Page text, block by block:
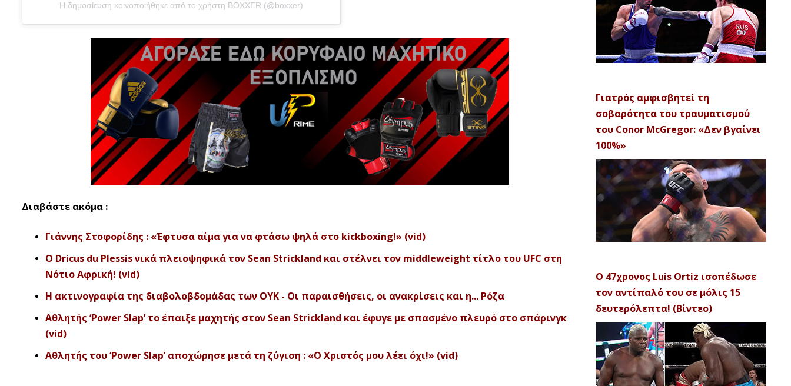
Η δημοσίευση κοινοποιήθηκε από το χρήστη BOXXER (@boxxer)
Διαβάστε ακόμα :
Γιάννης Στοφορίδης : «Έφτυσα αίμα για να φτάσω ψηλά στο kickboxing!» (vid)
O Dricus du Plessis νικά πλειοψηφικά τον Sean Strickland και στέλνει τον middleweight τίτλο του UFC στη
Νότιο Αφρική! (vid)
Η ακτινογραφία της διαβολοβδομάδας των ΟΥΚ - Οι παραισθήσεις, οι ανακρίσεις και η... Ρόζα
Αθλητής ‘Power Slap’ το έπαιξε μαχητής στον Sean Strickland και έφυγε με σπασμένο πλευρό στο σπάρινγκ
(vid)
Αθλητής του ‘Power Slap’ αποχώρησε μετά τη ζύγιση : «Ο Χριστός μου λέει όχι!» (vid)
Γιατρός αμφισβητεί τη
σοβαρότητα του τραυματισμού
του Conor McGregor: «Δεν βγαίνει
100%»
Ο 47χρονος Luis Ortiz ισοπέδωσε
τον αντίπαλό του σε μόλις 15
δευτερόλεπτα! (Βίντεο)